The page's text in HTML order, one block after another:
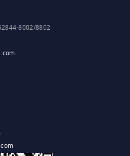
8002/8802